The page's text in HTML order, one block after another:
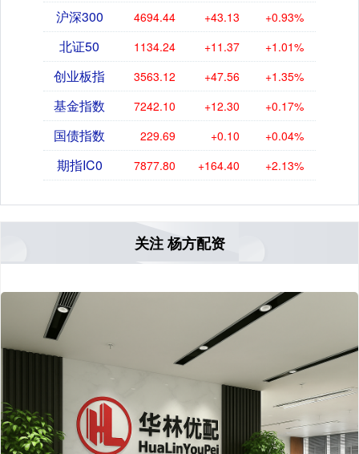
沪深300 4694.44 +43.13 +0.93%
北证50 1134.24 +11.37 +1.01%
创业板指 3563.12 +47.56 +1.35%
基金指数 7242.10 +12.30 +0.17%
国债指数 229.69 +0.10 +0.04%
期指IC0 7877.80 +164.40 +2.13%
关注 杨方配资